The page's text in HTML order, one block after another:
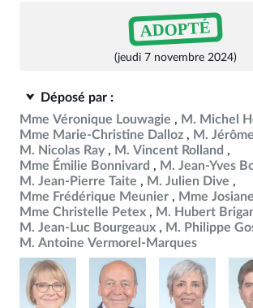
ADOPTÉ
(jeudi 7 novembre 2024)
Déposé par :
Mme Véronique Louwagie
M. Michel
Mme Marie-Christine Dalloz
M.
M. Nicolas Ray
M. Vincent Rolland
Mme Émilie Bonnivard
M. Jean-Yves
M. Jean-Pierre Taite
M. Julien Dive
Mme Frédérique Meunier
Mme
Mme Christelle Petex
M. Hubert
M. Jean-Luc Bourgeaux
M. Philippe
M. Antoine Vermorel-Marques